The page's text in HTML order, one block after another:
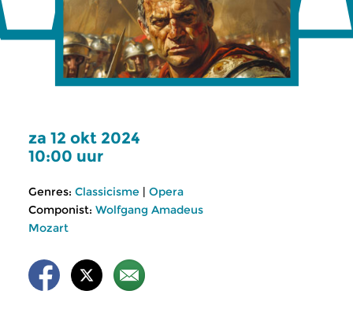
za 12 okt 2024
10:00 uur
Genres: Classicisme | Opera
Componist: Wolfgang Amadeus
Mozart